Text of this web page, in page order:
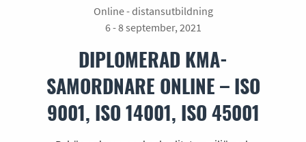
Online - distansutbildning
6 - 8 september, 2021
DIPLOMERAD KMA-
SAMORDNARE ONLINE – ISO
9001, ISO 14001, ISO 45001